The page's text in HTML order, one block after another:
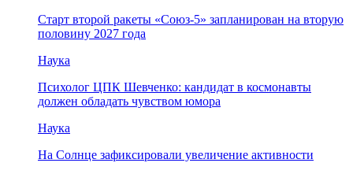
Старт второй ракеты «Союз-5» запланирован на вторую
половину 2027 года
Наука
Психолог ЦПК Шевченко: кандидат в космонавты
должен обладать чувством юмора
Наука
На Солнце зафиксировали увеличение активности